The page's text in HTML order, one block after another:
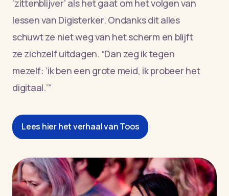
‘zittenblijver’ als het gaat om het volgen van
lessen van Digisterker. Ondanks dit alles
schuwt ze niet weg van het scherm en blijft
ze zichzelf uitdagen. “Dan zeg ik tegen
mezelf: ‘ik ben een grote meid, ik probeer het
digitaal.’”
Lees hier het verhaal van Toos